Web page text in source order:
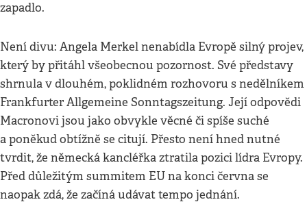
zapadlo.
Není divu: Angela Merkel nenabídla Evropě silný projev,
který by přitáhl všeobecnou pozornost. Své představy
shrnula v dlouhém, poklidném rozhovoru s nedělníkem
Frankfurter Allgemeine Sonntagszeitung. Její odpovědi
Macronovi jsou jako obvykle věcné či spíše suché
a poněkud obtížně se citují. Přesto není hned nutné
tvrdit, že německá kancléřka ztratila pozici lídra Evropy.
Před důležitým summitem EU na konci června se
naopak zdá, že začíná udávat tempo jednání.